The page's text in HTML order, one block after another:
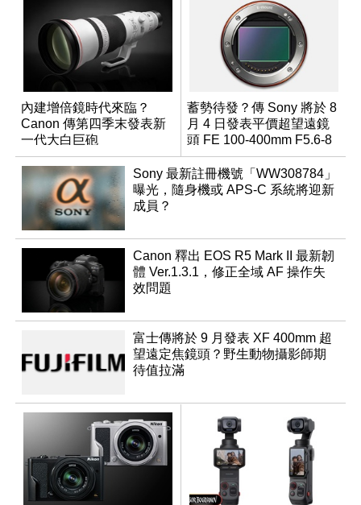
內建增倍鏡時代來臨？
Canon 傳第四季末發表新
一代大白巨砲
蓄勢待發？傳 Sony 將於 8
月 4 日發表平價超望遠鏡
頭 FE 100-400mm F5.6-8
Sony 最新註冊機號「WW308784」
曝光，隨身機或 APS-C 系統將迎新
成員？
Canon 釋出 EOS R5 Mark II 最新韌
體 Ver.1.3.1，修正全域 AF 操作失
效問題
富士傳將於 9 月發表 XF 400mm 超
望遠定焦鏡頭？野生動物攝影師期
待值拉滿